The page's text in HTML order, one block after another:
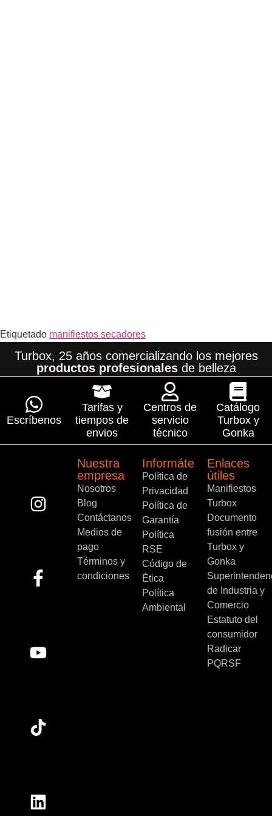
Etiquetado manifiestos secadores
Turbox, 25 años comercializando los mejores
productos profesionalesde belleza
Escríbenos
Tarifas y
tiempos de
envios
Centros de
servicio
técnico
Catálogo
Turbox y
Gonka
Nuestra
empresa
Nosotros
Blog
Contáctanos
Medios de
pago
Términos y
condiciones
Informáte
Política de
Privacidad
Política de
Garantía
Política
RSE
Código de
Ética
Política
Ambiental
Enlaces
útiles
Manifiestos
Turbox
Documento
fusión entre
Turbox y
Gonka
de Industria y
Comercio
Estatuto del
consumidor
Radicar
PQRSF